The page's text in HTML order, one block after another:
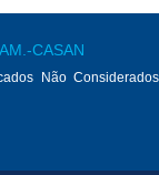
CASAN
Não